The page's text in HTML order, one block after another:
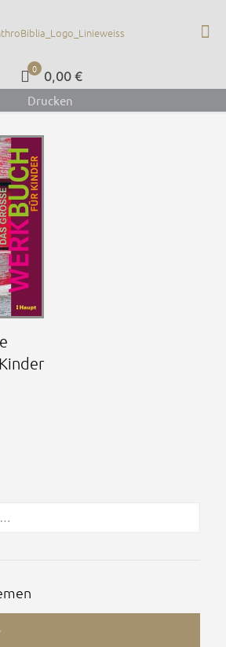
0 0,00 €
Drucken